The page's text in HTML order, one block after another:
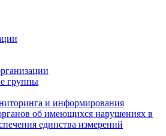
группы
и информирования
об имеющихся нарушениях в
единства измерений